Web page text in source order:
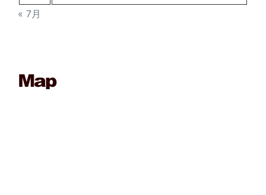
« 7月